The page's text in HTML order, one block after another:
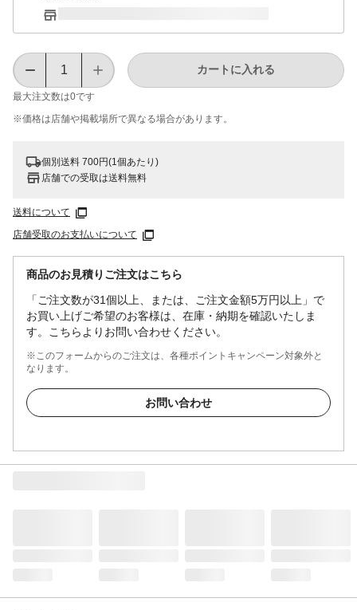
最大注文数は0です
カートに入れる
※価格は​店舗や​掲載場所で​異なる​場合が​あります。
個別送料 700円(1個あたり)
店舗での受取は送料無料
送料について
店舗受取のお支払いについて
商品のお見積りご注文はこちら
「ご注文数が31個以上、または、ご注文金額5万円以上」で
お買い上げご希望のお客様は、在庫・納期を確認いたしま
す。こちらよりお問い合わせください。
※このフォームからのご注文は、各種ポイントキャンペーン対象外と
なります。
お問い合わせ